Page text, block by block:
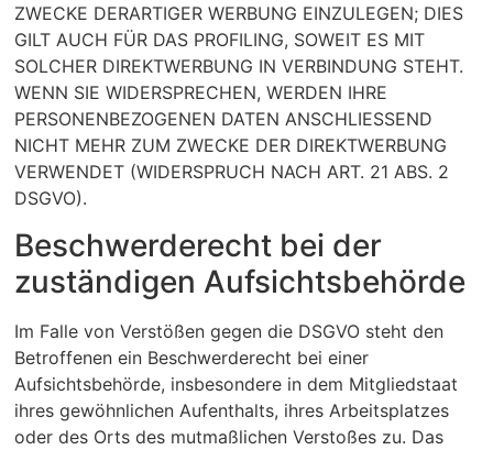
ZWECKE DERARTIGER WERBUNG EINZULEGEN; DIES
GILT AUCH FÜR DAS PROFILING, SOWEIT ES MIT
SOLCHER DIREKTWERBUNG IN VERBINDUNG STEHT.
WENN SIE WIDERSPRECHEN, WERDEN IHRE
PERSONENBEZOGENEN DATEN ANSCHLIESSEND
NICHT MEHR ZUM ZWECKE DER DIREKTWERBUNG
VERWENDET (WIDERSPRUCH NACH ART. 21 ABS. 2
DSGVO).
Beschwerde­recht bei der
zuständigen Aufsichts­behörde
Im Falle von Verstößen gegen die DSGVO steht den
Betroffenen ein Beschwerderecht bei einer
Aufsichtsbehörde, insbesondere in dem Mitgliedstaat
ihres gewöhnlichen Aufenthalts, ihres Arbeitsplatzes
oder des Orts des mutmaßlichen Verstoßes zu. Das